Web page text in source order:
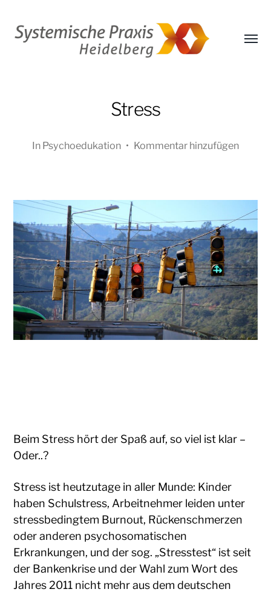
Marlene
Menü
Stress
In Psychoedukation • Kommentar hinzufügen
Beim Stress hört der Spaß auf, so viel ist klar –
Oder..?
Stress ist heutzutage in aller Munde: Kinder
haben Schulstress, Arbeitnehmer leiden unter
stressbedingtem Burnout, Rückenschmerzen
oder anderen psychosomatischen
Erkrankungen, und der sog. „Stresstest“ ist seit
der Bankenkrise und der Wahl zum Wort des
Jahres 2011 nicht mehr aus dem deutschen